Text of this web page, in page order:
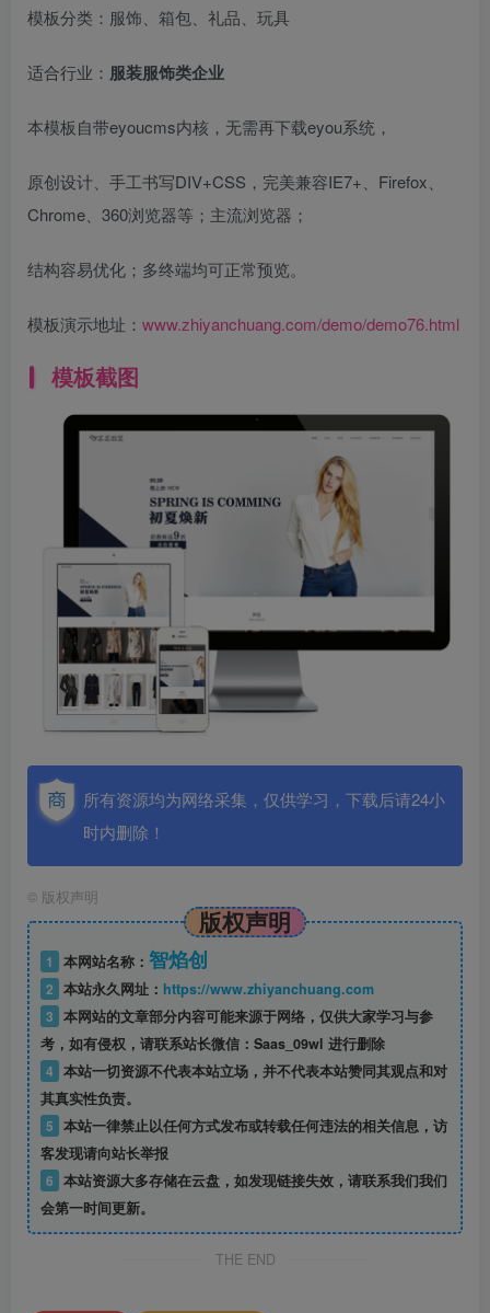
模板分类：服饰、箱包、礼品、玩具
适合行业： 服装服饰类企业
本模板自带eyoucms内核，无需再下载eyou系统，
原创设计、手工书写DIV+CSS，完美兼容IE7+、Firefox、
Chrome、360浏览器等；主流浏览器；
结构容易优化；多终端均可正常预览。
模板演示地址： www.zhiyanchuang.com/demo/demo76.html
模板截图
所有资源均为网络采集，仅供学习，下载后请24小
时内删除！
© 版权声明
版权声明
1 本网站名称： 智焰创
2 本站永久网址： https://www.zhiyanchuang.com
3 本网站的文章部分内容可能来源于网络，仅供大家学习与参
考，如有侵权，请联系站长微信：Saas_09wl 进行删除
4 本站一切资源不代表本站立场，并不代表本站赞同其观点和对
其真实性负责。
5 本站一律禁止以任何方式发布或转载任何违法的相关信息，访
客发现请向站长举报
6 本站资源大多存储在云盘，如发现链接失效，请联系我们我们
会第一时间更新。
THE END